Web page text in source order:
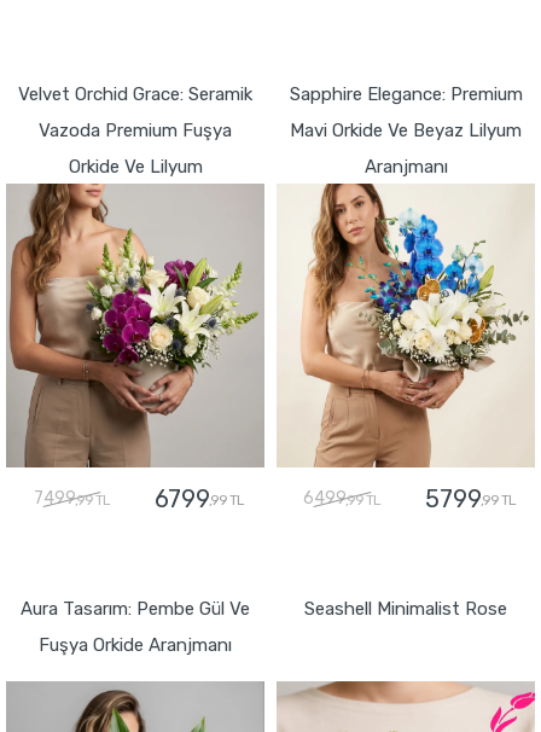
Velvet Orchid Grace: Seramik
Vazoda Premium Fuşya
Orkide Ve Lilyum
7499,99 TL 6799,99 TL
Sapphire Elegance: Premium
Mavi Orkide Ve Beyaz Lilyum
Aranjmanı
6499,99 TL 5799,99 TL
Aura Tasarım: Pembe Gül Ve
Fuşya Orkide Aranjmanı
Seashell Minimalist Rose